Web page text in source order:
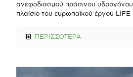
ανεφοδιασμού πράσινου
πλαίσιο του ευρωπαϊκού έργου LIFE
ΠΕΡΙΣΣΟΤΕΡΑ